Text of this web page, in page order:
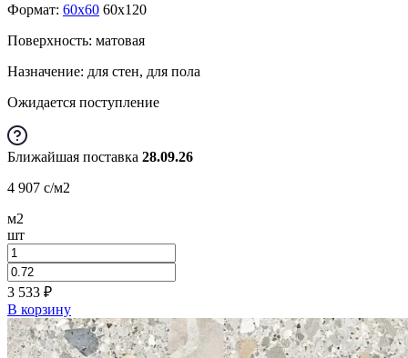
Формат: 60x60 60x120
Поверхность: матовая
Назначение: для стен, для пола
Ожидается поступление
Ближайшая поставка 28.09.26
4 907 c/м2
м2
шт
3 533 ₽
В корзину